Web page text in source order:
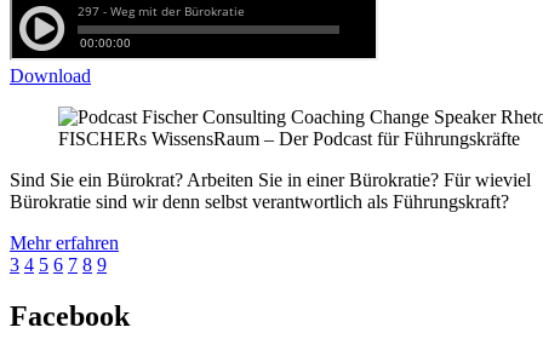
Download
FISCHERs WissensRaum – Der Podcast für Führungskräfte
Sind Sie ein Bürokrat? Arbeiten Sie in einer Bürokratie? Für wieviel
Bürokratie sind wir denn selbst verantwortlich als Führungskraft?
Mehr erfahren
3 4 5 6 7 8 9
Facebook